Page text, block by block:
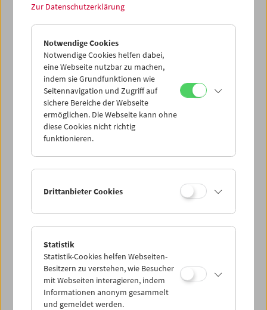
Mo 31.7.
Di 1.8.
Mi 2.8.
Do 3.8.
Sa 5.8.
PROGRAMM ÜBERBLICK
Zur Datenschutzerklärung
Notwendige Cookies
Notwendige Cookies helfen dabei,
eine Webseite nutzbar zu machen,
indem sie Grundfunktionen wie
Seitennavigation und Zugriff auf
sichere Bereiche der Webseite
ermöglichen. Die Webseite kann ohne
diese Cookies nicht richtig
funktionieren.
Drittanbieter Cookies
Statistik
Statistik-Cookies helfen Webseiten-
Besitzern zu verstehen, wie Besucher
mit Webseiten interagieren, indem
Informationen anonym gesammelt
und gemeldet werden.